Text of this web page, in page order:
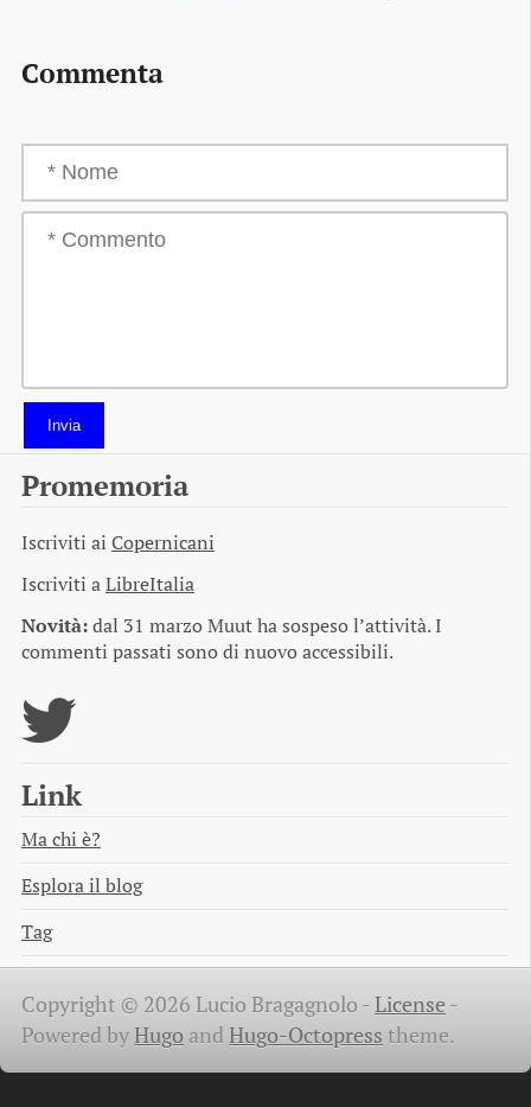
Commenta
Invia
Promemoria
Iscriviti ai Copernicani
Iscriviti aLibreItalia
Novità:dal 31 marzo Muut ha sospeso l’attività. I
commenti passati sono di nuovo accessibili.
Link
Ma chi è?
Esplora il blog
Tag
Copyright © 2026 Lucio Bragagnolo -License -
Powered byHugo and Hugo-Octopress theme.